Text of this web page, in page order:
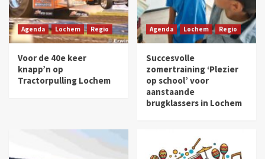
Agenda Lochem Regio
Voor de 40e keer
knapp’n op
Tractorpulling Lochem
Agenda Lochem Regio
Succesvolle
zomertraining ‘Plezier
op school’ voor
aanstaande
brugklassers in Lochem